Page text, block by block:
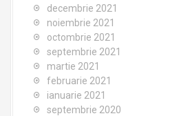
decembrie 2021
noiembrie 2021
octombrie 2021
septembrie 2021
martie 2021
februarie 2021
ianuarie 2021
septembrie 2020